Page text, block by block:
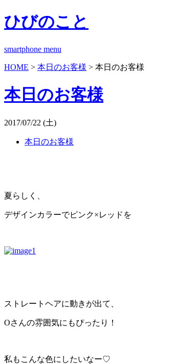
ひびのこと
smartphone menu
HOME > 本日のお客様 > 本日のお客様
本日のお客様
2017/07/22 (土)
本日のお客様
夏らしく、
デザインカラーでピンク×レッドを
ストレートヘアに動きが出て、
Oさんの雰囲気にもぴったり！
私もこんな色にしたいなー♡